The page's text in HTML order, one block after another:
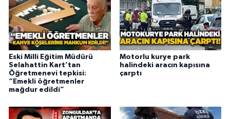
Eski Milli Eğitim Müdürü
Selahattin Kart’tan
Öğretmenevi tepkisi:
“Emekli öğretmenler
mağdur edildi”
Motorlu kurye park
halindeki aracın kapısına
çarptı